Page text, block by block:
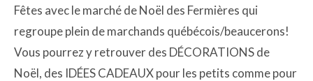
Fêtes avec le marché de Noël des Fermières qui
regroupe plein de marchands québécois/beaucerons!
Vous pourrez y retrouver des DÉCORATIONS de
Noël, des IDÉES CADEAUX pour les petits comme pour